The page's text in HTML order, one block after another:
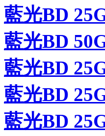
藍光BD
藍光BD
藍光BD
藍光BD
藍光BD